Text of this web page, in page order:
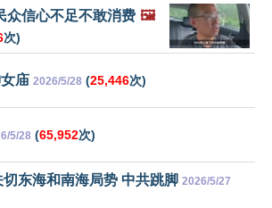
众信心不足不敢消费 🖼️
次)
庙 2026/5/28 (25,446次)
5/28 (65,952次)
东海和南海局势 中共跳脚 2026/5/27